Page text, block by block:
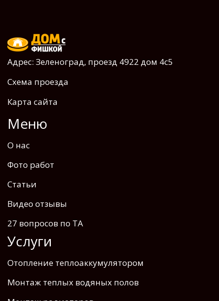
Адрес: Зеленоград, проезд 4922 дом 4с5
Схема проезда
Карта сайта
Меню
О нас
Фото работ
Статьи
Видео отзывы
27 вопросов по ТА
Услуги
Отопление теплоаккумулятором
Монтаж теплых водяных полов